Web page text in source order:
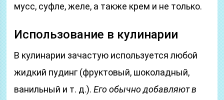
мусс, суфле, желе, а также крем и не только.
Использование в кулинарии
В кулинарии зачастую используется любой
жидкий пудинг (фруктовый, шоколадный,
ванильный и т. д.).Его обычно добавляют в